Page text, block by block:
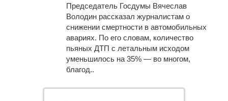
Председатель Госдумы Вячеслав
Володин рассказал журналистам о
снижении смертности в автомобильных
авариях. По его словам, количество
пьяных ДТП с летальным исходом
уменьшилось на 35% — во многом,
благод..